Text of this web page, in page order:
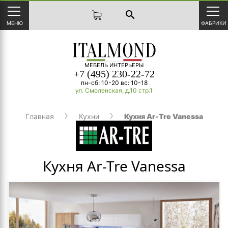
МЕНЮ
search
ФАБРИКИ
МЕБЕЛЬ ИНТЕРЬЕРЫ
+7 (495) 230-22-72
пн-сб: 10-20 вс: 10-18
ул. Смоленская, д.10 стр.1
Главная Кухни Кухня Ar-Tre Vanessa
Кухня Ar-Tre Vanessa